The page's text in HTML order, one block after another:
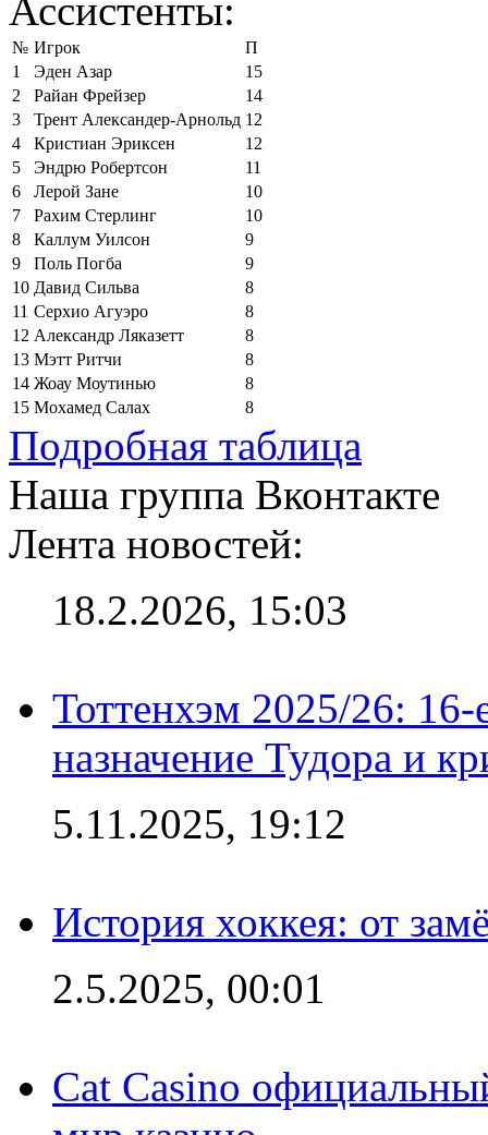
Ассистенты:
№ Игрок
П
1
Эден Азар
15
2
Райан Фрейзер
14
3
Трент Александер-Арнольд 12
4
Кристиан Эриксен
12
5
Эндрю Робертсон
11
6
Лерой Зане
10
7
Рахим Стерлинг
10
8
Каллум Уилсон
9
9
Поль Погба
9
10 Давид Сильва
8
11 Серхио Агуэро
8
12 Александр Ляказетт
8
13 Мэтт Ритчи
8
14 Жоау Моутинью
8
15 Мохамед Салах 8
Подробная таблица
Наша группа Вконтакте
Лента новостей:
18.2.2026, 15:03
Тоттенхэм 2025/26:
назначение Тудора и
5.11.2025, 19:12
История хоккея: от
2.5.2025, 00:01
Cat Casino